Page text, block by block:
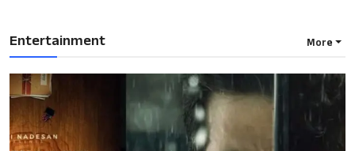
Entertainment More